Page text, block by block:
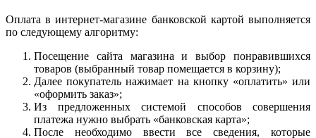
Оплата в интернет-магазине банковской картой выполняется
по следующему алгоритму:
Посещение сайта магазина и выбор понравившихся
товаров (выбранный товар помещается в корзину);
Далее покупатель нажимает на кнопку «оплатить» или
«оформить заказ»;
Из предложенных системой способов совершения
платежа нужно выбрать «банковская карта»;
После необходимо ввести все сведения, которые